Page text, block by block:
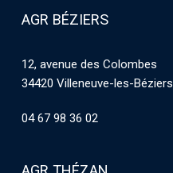
AGR BÉZIERS
12, avenue des Colombes
34420 Villeneuve-les-Béziers
04 67 98 36 02